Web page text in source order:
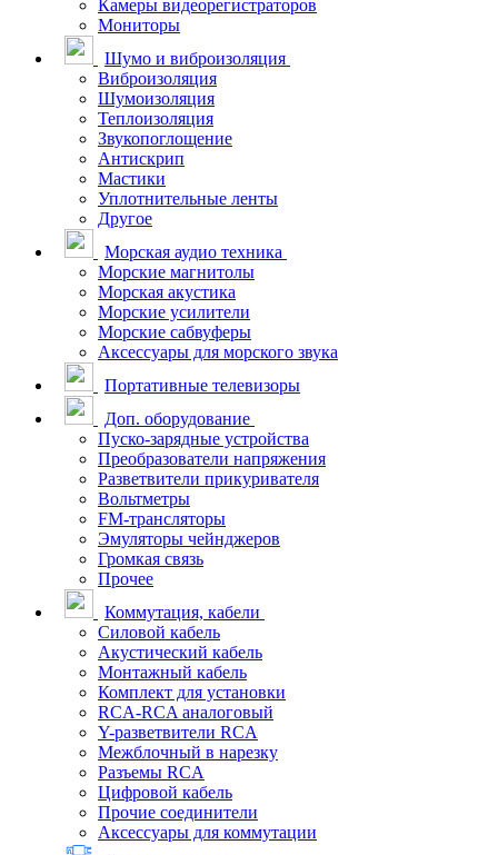
Камеры видеорегистраторов
Мониторы
Шумо и виброизоляция
Виброизоляция
Шумоизоляция
Теплоизоляция
Звукопоглощение
Антискрип
Мастики
Уплотнительные ленты
Другое
Морская аудио техника
Морские магнитолы
Морская акустика
Морские усилители
Морские сабвуферы
Аксессуары для морского звука
Портативные телевизоры
Доп. оборудование
Пуско-зарядные устройства
Преобразователи напряжения
Разветвители прикуривателя
Вольтметры
FM-трансляторы
Эмуляторы чейнджеров
Громкая связь
Прочее
Коммутация, кабели
Силовой кабель
Акустический кабель
Монтажный кабель
Комплект для установки
RCA-RCA аналоговый
Y-разветвители RCA
Межблочный в нарезку
Разъемы RCA
Цифровой кабель
Прочие соединители
Аксессуары для коммутации